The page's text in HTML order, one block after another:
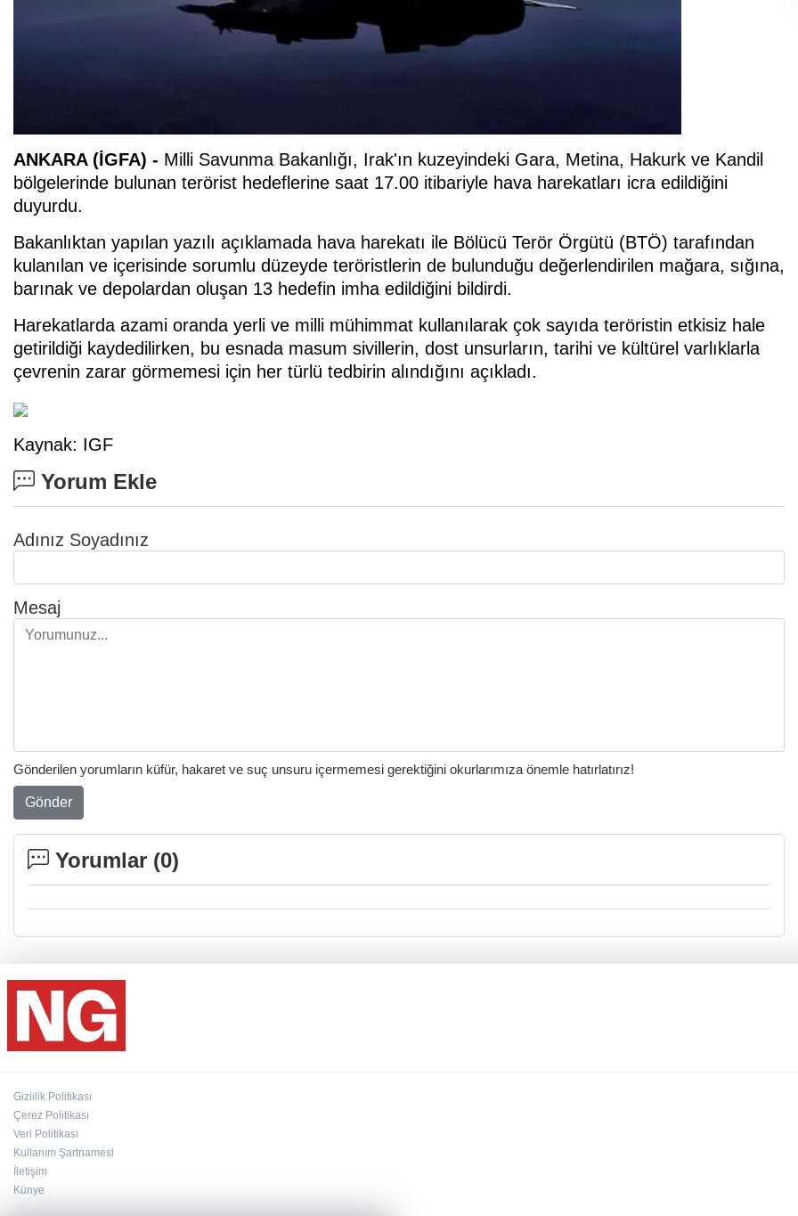
ANKARA (İGFA) - Milli Savunma Bakanlığı, Irak'ın kuzeyindeki Gara, Metina, Hakurk ve Kandil
bölgelerinde bulunan terörist hedeflerine saat 17.00 itibariyle hava harekatları icra edildiğini
duyurdu.
Bakanlıktan yapılan yazılı açıklamada hava harekatı ile Bölücü Terör Örgütü (BTÖ) tarafından
kulanılan ve içerisinde sorumlu düzeyde teröristlerin de bulunduğu değerlendirilen mağara, sığına,
barınak ve depolardan oluşan 13 hedefin imha edildiğini bildirdi.
Harekatlarda azami oranda yerli ve milli mühimmat kullanılarak çok sayıda teröristin etkisiz hale
getirildiği kaydedilirken, bu esnada masum sivillerin, dost unsurların, tarihi ve kültürel varlıklarla
çevrenin zarar görmemesi için her türlü tedbirin alındığını açıkladı.
Kaynak: IGF
Yorum Ekle
Adınız Soyadınız
Mesaj
Gönderilen yorumların küfür, hakaret ve suç unsuru içermemesi gerektiğini okurlarımıza önemle hatırlatırız!
Gönder
Yorumlar (0)
Gizlilik Politikası
Çerez Politikası
Veri Politikası
Kullanım Şartnamesi
İletişim
Künye